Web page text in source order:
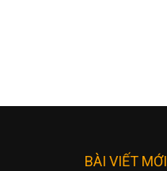
BÀI VIẾT